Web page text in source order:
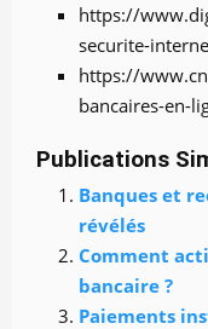
https://
securite-
https://
bancaires-en-
Publications
Banques et
révélés
Comment
bancaire ?
Paiements